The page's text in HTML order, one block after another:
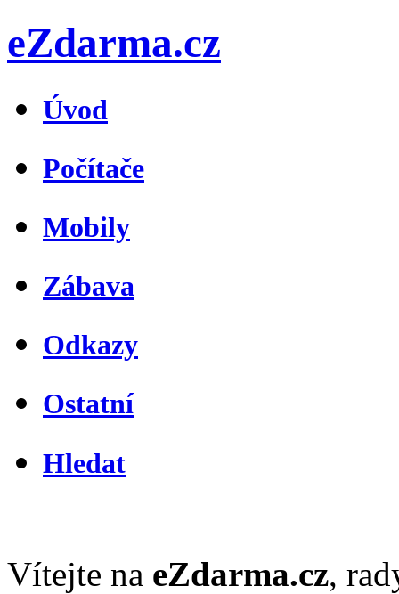
eZdarma.cz
Úvod
Počítače
Mobily
Zábava
Odkazy
Ostatní
Hledat
Vítejte na eZdarma.cz,